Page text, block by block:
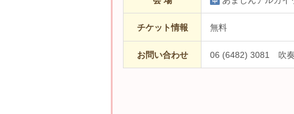
チケット情報 無料
お問い合わせ 06 (6482) 3081 吹奏